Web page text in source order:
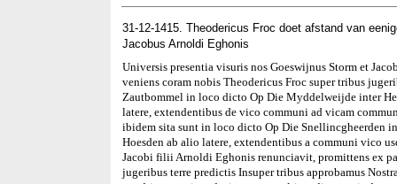
31-12-1415. Theodericus Froc doet afstand van
Jacobus Arnoldi Eghonis
Universis presentia visuris nos Goeswijnus Storm et
veniens coram nobis Theodericus Froc super tribus
Zautbommel in loco dicto Op Die Myddelweijde inter
latere, extendentibus de vico communi ad vicam
ibidem sita sunt in loco dicto Op Die Snellincgheerden
Hoesden ab alio latere, extendentibus a communi vico
Jacobi filii Arnoldi Eghonis renunciavit, promittens ex
jugeribus terre predictis Insuper tribus approbamus